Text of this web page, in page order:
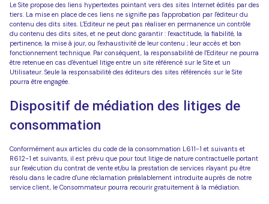
Le Site propose des liens hypertextes pointant vers des sites Internet édités par des
tiers. La mise en place de ces liens ne signifie pas l'approbation par l'éditeur du
contenu des dits sites. L'Editeur ne peut pas réaliser en permanence un contrôle
du contenu des dits sites, et ne peut donc garantir : l'exactitude, la fiabilité, la
pertinence, la mise à jour, ou l'exhaustivité de leur contenu ; leur accès et bon
fonctionnement technique. Par conséquent, la responsabilité de l'Editeur ne pourra
être retenue en cas d'éventuel litige entre un site référencé sur le Site et un
Utilisateur. Seule la responsabilité des éditeurs des sites référencés sur le Site
pourra être engagée.
Dispositif de médiation des litiges de
consommation
Conformément aux articles du code de la consommation L611-1 et suivants et
R612-1 et suivants, il est prévu que pour tout litige de nature contractuelle portant
sur l'exécution du contrat de vente et/ou la prestation de services n'ayant pu être
résolu dans le cadre d'une réclamation préalablement introduite auprès de notre
service client, le Consommateur pourra recourir gratuitement à la médiation.